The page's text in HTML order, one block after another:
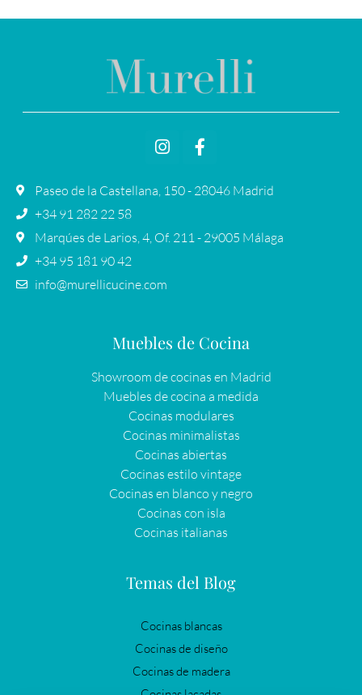
Paseo de la Castellana, 150 - 28046 Madrid
+34 91 282 22 58
Marqúes de Larios, 4, Of. 211 - 29005 Málaga
+34 95 181 90 42
info@murellicucine.com
Muebles de Cocina
Showroom de cocinas en Madrid
Muebles de cocina a medida
Cocinas modulares
Cocinas minimalistas
Cocinas abiertas
Cocinas estilo vintage
Cocinas en blanco y negro
Cocinas con isla
Cocinas italianas
Temas del Blog
Cocinas blancas
Cocinas de diseño
Cocinas de madera